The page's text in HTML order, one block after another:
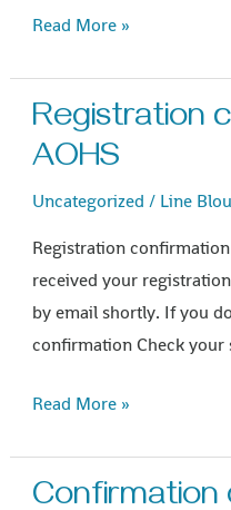
Read More »
Registration
AOHS
Uncategorized / Line
Registration
received your
by email shortly. If you
confirmation Check your
Registration
confirmation
Read More »
Confirmation
Confirmation